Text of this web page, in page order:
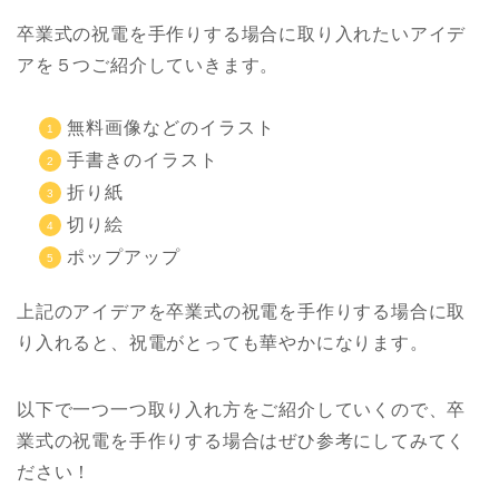
卒業式の祝電を手作りする場合に取り入れたいアイデ
アを５つご紹介していきます。
無料画像などのイラスト
手書きのイラスト
折り紙
切り絵
ポップアップ
上記のアイデアを卒業式の祝電を手作りする場合に取
り入れると、祝電がとっても華やかになります。
以下で一つ一つ取り入れ方をご紹介していくので、卒
業式の祝電を手作りする場合はぜひ参考にしてみてく
ださい！